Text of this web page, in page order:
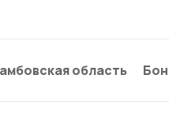
область